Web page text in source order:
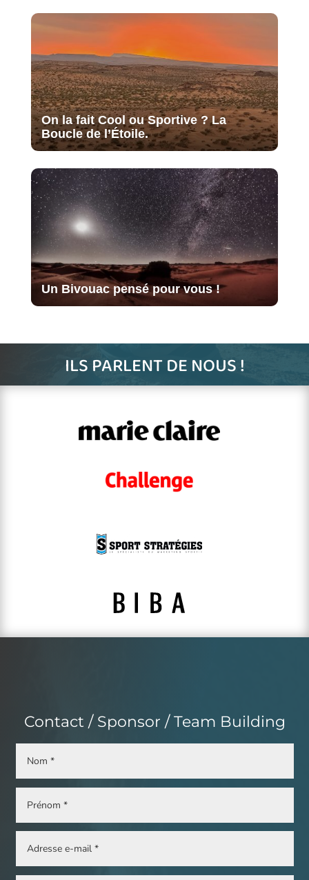
On la fait Cool ou Sportive ? La
Boucle de l’Étoile.
Un Bivouac pensé pour vous !
ILS PARLENT DE NOUS !
Contact / Sponsor / Team Building